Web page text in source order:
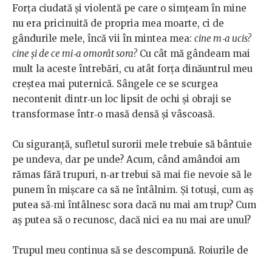
Forța ciudată și violentă pe care o simțeam în mine
nu era pricinuită de propria mea moarte, ci de
gândurile mele, încă vii în mintea mea: cine m‑a ucis?
cine și de ce mi‑a omorât sora? Cu cât mă gândeam mai
mult la aceste întrebări, cu atât forța dinăuntrul meu
creștea mai puternică. Sângele ce se scurgea
necontenit dintr‑un loc lipsit de ochi și obraji se
transformase într‑o masă densă și vâscoasă.
Cu siguranță, sufletul surorii mele trebuie să bântuie
pe undeva, dar pe unde? Acum, când amândoi am
rămas fără trupuri, n‑ar trebui să mai fie nevoie să le
punem în mișcare ca să ne întâlnim. Și totuși, cum aș
putea să‑mi întâlnesc sora dacă nu mai am trup? Cum
aș putea să o recunosc, dacă nici ea nu mai are unul?
Trupul meu continua să se descompună. Roiurile de